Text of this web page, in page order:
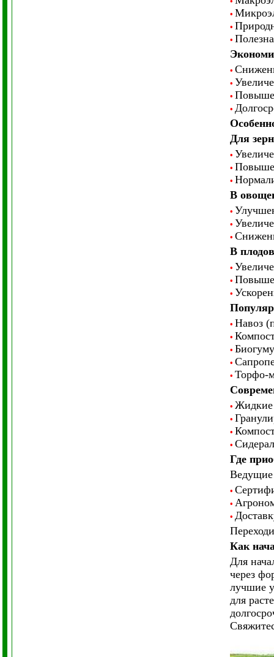
•
•
•
•
•
•
•
Для
•
•
•
В
•
•
•
В
•
•
•
• Навоз
•
•
•
• Торфо-
• Жидкие
•
•
•
Где
Ведущие
•
•
•
Как
Для
через
лучшие
для